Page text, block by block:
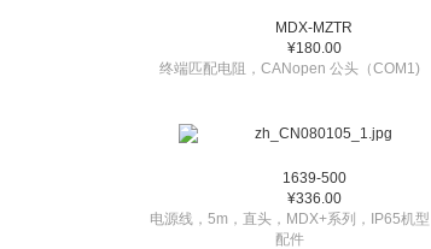
MDX-MZTR
¥180.00
终端匹配电阻，CANopen 公头（COM1)
1639-500
¥336.00
电源线，5m，直头，MDX+系列，IP65机型
配件